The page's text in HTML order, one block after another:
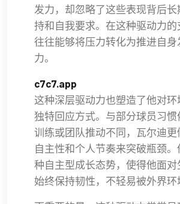
发力，却忽略了这些表现背后长
持和自我要求。在这种驱动力
往往能够将压力转化为推进自身
力。
c7c7.app
这种深层驱动力也塑造了他对环
独特回应方式。与部分球员习
训练或团队推动不同，瓦尔迪更
自主性和个人节奏来突破瓶颈。
种自主型成长态势，使得他面
始终保持韧性，不轻易被外界环